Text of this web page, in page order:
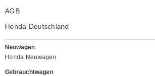
AGB
Honda Deutschland
Neuwagen
Honda Neuwagen
Gebrauchtwagen